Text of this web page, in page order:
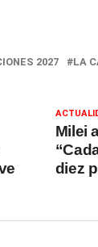
2027 LA
Milei
diez